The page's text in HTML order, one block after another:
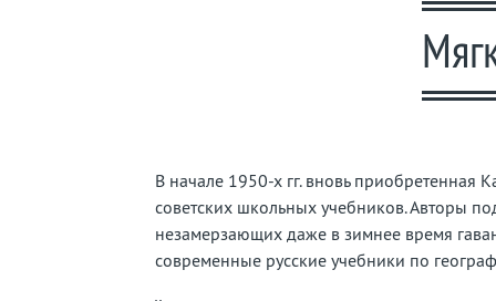
страну
В начале 1950-х гг. вновь приобретенная
советских школьных учебников. Авторы
незамерзающих даже в зимнее время
современные русские учебники по